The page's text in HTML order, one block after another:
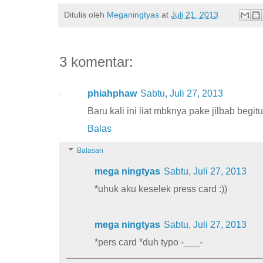
Ditulis oleh Meganingtyas at Juli 21, 2013
3 komentar:
phiahphaw Sabtu, Juli 27, 2013
Baru kali ini liat mbknya pake jilbab
Balas
Balasan
mega ningtyas Sabtu, Juli 27, 2013
*uhuk aku keselek press card :))
mega ningtyas Sabtu, Juli 27, 2013
*pers card *duh typo -___-